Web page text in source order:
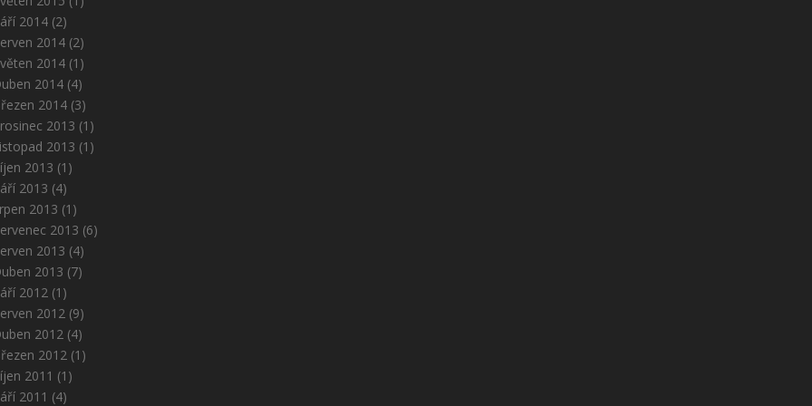
2014 (2)
2014 (2)
2014 (1)
2014 (4)
2014 (3)
2013 (1)
2013 (1)
2013 (1)
2013 (4)
2013 (1)
2013 (6)
2013 (4)
2013 (7)
2012 (1)
2012 (9)
2012 (4)
2012 (1)
2011 (1)
2011 (4)